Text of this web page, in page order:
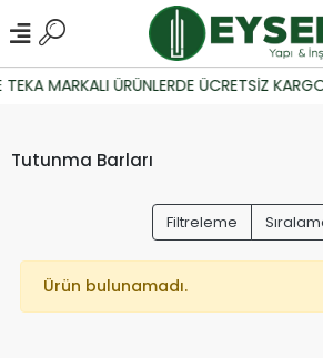
TEKA MARKALI ÜRÜNLERDE ÜCRETSİZ
Tutunma Barları
Filtreleme
Ürün bulunamadı.